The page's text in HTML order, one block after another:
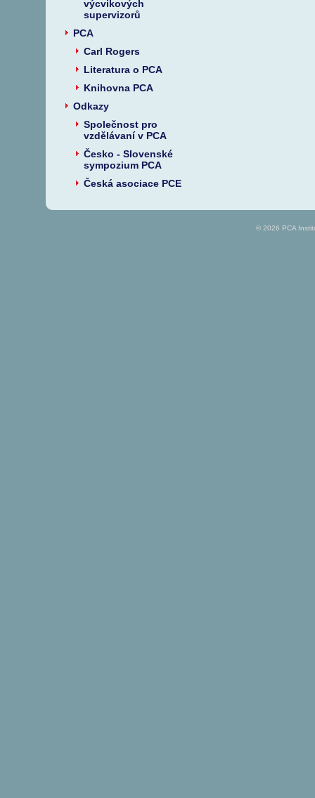
výcvikových
supervizorů
PCA
Carl Rogers
Literatura o PCA
Knihovna PCA
Odkazy
Společnost pro
vzdělávaní v PCA
Česko - Slovenské
sympozium PCA
Česká asociace PCE
© 2026 PCA